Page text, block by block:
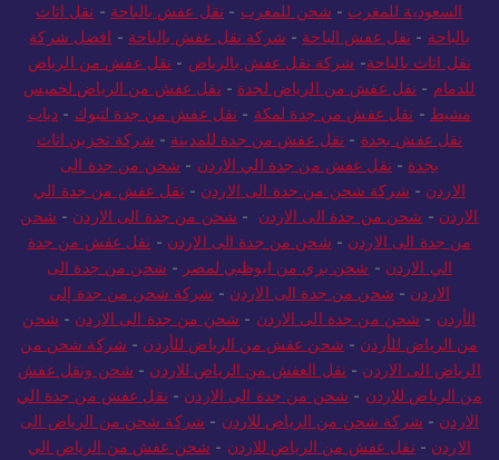
السعودية للمغرب - شحن للمغرب - نقل عفش بالباحة - نقل اثاث
بالباحة - نقل عفش الباحة - شركة نقل عفش بالباحة - افضل شركة
نقل اثاث بالباحة- شركة نقل عفش بالرياض - نقل عفش من الرياض
للدمام - نقل عفش من الرياض لجدة - نقل عفش من الرياض لخميس
مشيط - نقل عفش من جدة لمكة - نقل عفش من جدة لتبوك - دباب
نقل عفش بجدة - نقل عفش من جدة للمدينة - شركة تخزين اثاث
بجدة - نقل عفش من جدة الي الاردن - شحن من جدة الى
الاردن - شركة شحن من جدة الى الاردن - نقل عفش من جدة الي
الاردن - شحن من جدة الى الاردن - شحن من جدة الى الاردن - شحن
من جدة الى الاردن - شحن من جدة الى الاردن - نقل عفش من جدة
الي الاردن - شحن بري من ابوظبي لمصر - شحن من جدة الى
الاردن - شحن من جدة الى الاردن - شركة شحن من جدة إلى
الأردن - شحن من جدة الى الاردن - شحن من جدة الى الاردن - شحن
من الرياض للأردن - شحن عفش من الرياض للأردن - شركة شحن من
الرياض الى الاردن - نقل العفش من الرياض للاردن - شحن ونقل عفش
من الرياض للاردن - شحن من جدة الى الاردن - نقل عفش من جدة الي
الاردن - شركة شحن من الرياض للاردن - شركة شحن من الرياض الى
الاردن - نقل عفش من الرياض للاردن - شحن عفش من الرياض الي